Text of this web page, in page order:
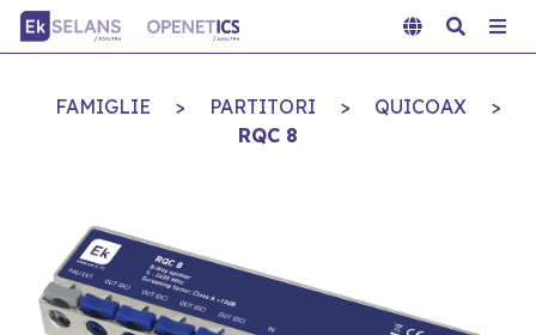
FAMIGLIE > PARTITORI > QUICOAX
>
RQC 8